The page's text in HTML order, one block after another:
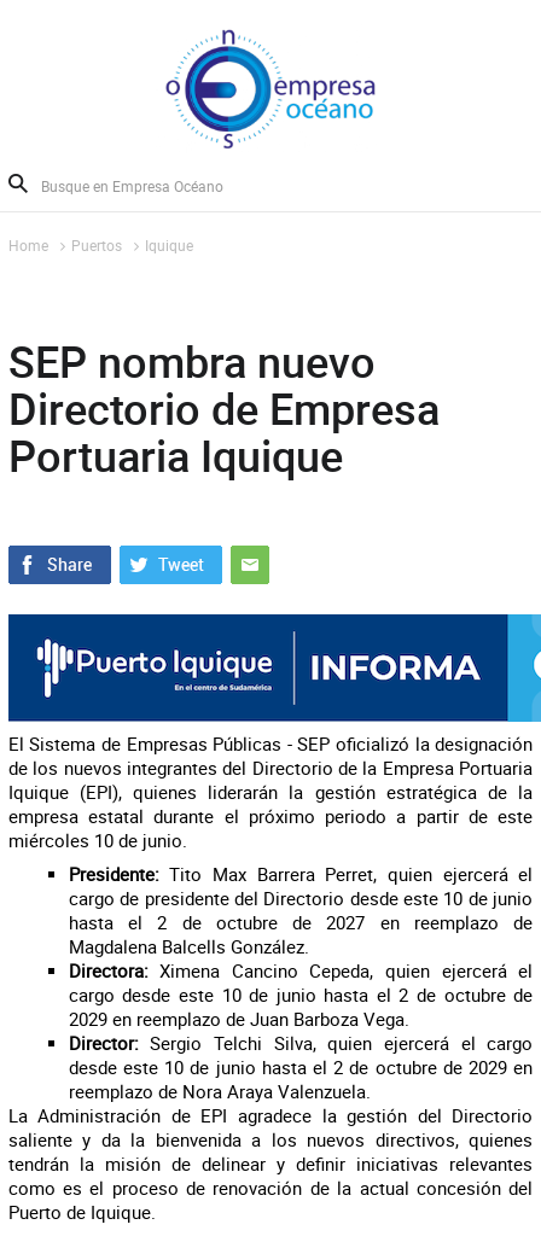
Home Puertos Iquique
SEP nombra nuevo
Directorio de Empresa
Portuaria Iquique
El Sistema de Empresas Públicas - SEP oficializó la designación
de los nuevos integrantes del Directorio de la Empresa Portuaria
Iquique (EPI), quienes liderarán la gestión estratégica de la
empresa estatal durante el próximo periodo a partir de este
miércoles 10 de junio.
Presidente: Tito Max Barrera Perret, quien ejercerá el
cargo de presidente del Directorio desde este 10 de junio
hasta el 2 de octubre de 2027 en reemplazo de
Magdalena Balcells González.
Directora: Ximena Cancino Cepeda, quien ejercerá el
cargo desde este 10 de junio hasta el 2 de octubre de
2029 en reemplazo de Juan Barboza Vega.
Director: Sergio Telchi Silva, quien ejercerá el cargo
desde este 10 de junio hasta el 2 de octubre de 2029 en
reemplazo de Nora Araya Valenzuela.
La Administración de EPI agradece la gestión del Directorio
saliente y da la bienvenida a los nuevos directivos, quienes
tendrán la misión de delinear y definir iniciativas relevantes
como es el proceso de renovación de la actual concesión del
Puerto de Iquique.